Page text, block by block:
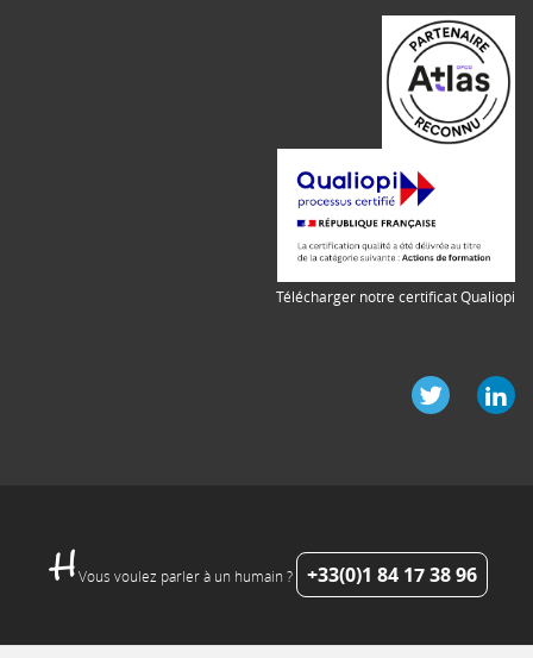
Télécharger notre certificat Qualiopi
Vous voulez parler à un humain ? +33(0)1 84 17 38 96